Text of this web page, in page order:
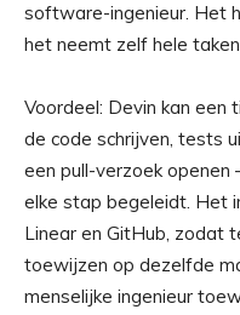
software-ingenieur. Het
het neemt zelf hele
Voordeel: Devin kan een
de code schrijven, tests
een pull-verzoek openen
elke stap begeleidt. Het
Linear en GitHub, zodat
toewijzen op dezelfde
menselijke ingenieur